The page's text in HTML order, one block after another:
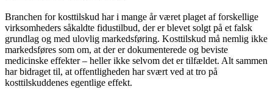
Branchen for kosttilskud har i mange år været plaget af forskellige
virksomheders såkaldte fidustilbud, der er blevet solgt på et falsk
grundlag og med ulovlig markedsføring. Kosttilskud må nemlig ikke
markedsføres som om, at der er dokumenterede og beviste
medicinske effekter – heller ikke selvom det er tilfældet. Alt sammen
har bidraget til, at offentligheden har svært ved at tro på
kosttilskuddenes egentlige effekt.